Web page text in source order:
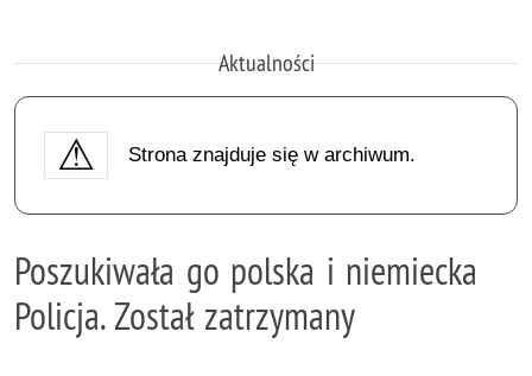
Aktualności
Strona znajduje się w archiwum.
Poszukiwała go polska i niemiecka
Policja. Został zatrzymany